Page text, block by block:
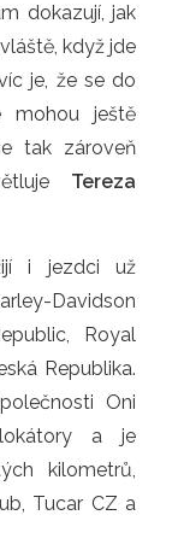
dokazují, jak
když jde
je, že se do
mohou ještě
tak zároveň
Tereza
i jezdci už
Davidson
Royal
Republika.
Oni
a je
kilometrů,
Tucar CZ a